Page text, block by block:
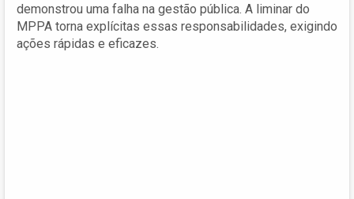
demonstrou uma falha na gestão pública. A liminar do
MPPA torna explícitas essas responsabilidades, exigindo
ações rápidas e eficazes.